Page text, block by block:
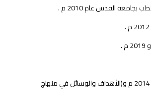
القدس عام 2010 م .
عقد دورة علمية لمدرسي التربية الإسلامية في مدينة القدس في موضوع ( القيم التربوية في المناهج الدراسية ) عام 2014 م و(الأهداف والوسائل في منهاج